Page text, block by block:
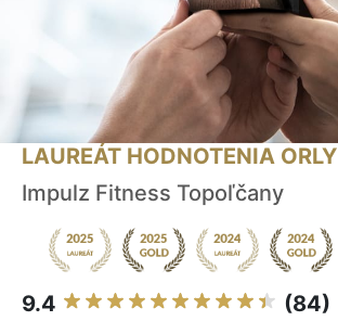
LAUREÁT HODNOTENIA ORLY
Impulz Fitness Topoľčany
9.4 (84)